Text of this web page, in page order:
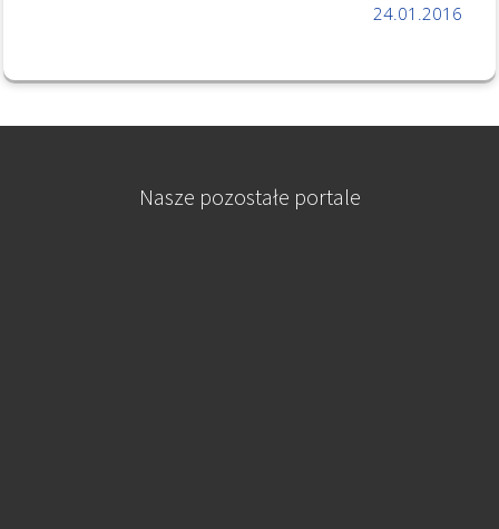
24.01.2016
Nasze pozostałe portale